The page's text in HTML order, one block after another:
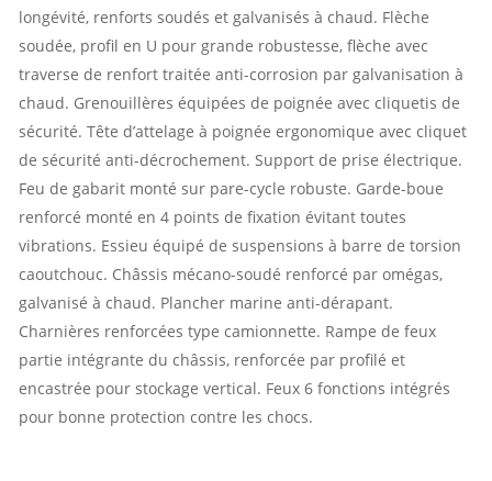
longévité, renforts soudés et galvanisés à chaud. Flèche
soudée, profil en U pour grande robustesse, flèche avec
traverse de renfort traitée anti-corrosion par galvanisation à
chaud. Grenouillères équipées de poignée avec cliquetis de
sécurité. Tête d’attelage à poignée ergonomique avec cliquet
de sécurité anti-décrochement. Support de prise électrique.
Feu de gabarit monté sur pare-cycle robuste. Garde-boue
renforcé monté en 4 points de fixation évitant toutes
vibrations. Essieu équipé de suspensions à barre de torsion
caoutchouc. Châssis mécano-soudé renforcé par omégas,
galvanisé à chaud. Plancher marine anti-dérapant.
Charnières renforcées type camionnette. Rampe de feux
partie intégrante du châssis, renforcée par profilé et
encastrée pour stockage vertical. Feux 6 fonctions intégrés
pour bonne protection contre les chocs.